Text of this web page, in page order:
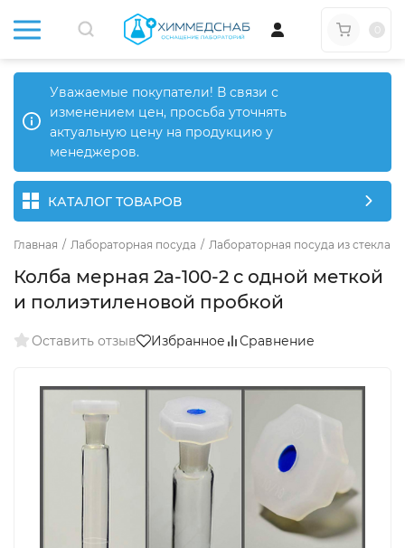
Уважаемые покупатели! В связи с
изменением цен, просьба уточнять
актуальную цену на продукцию у
менеджеров.
КАТАЛОГ ТОВАРОВ
Главная / Лабораторная посуда / Лабораторная посуда из стекла
Колба мерная 2а-100-2 с одной меткой
и полиэтиленовой пробкой
Оставить отзыв Избранное Сравнение